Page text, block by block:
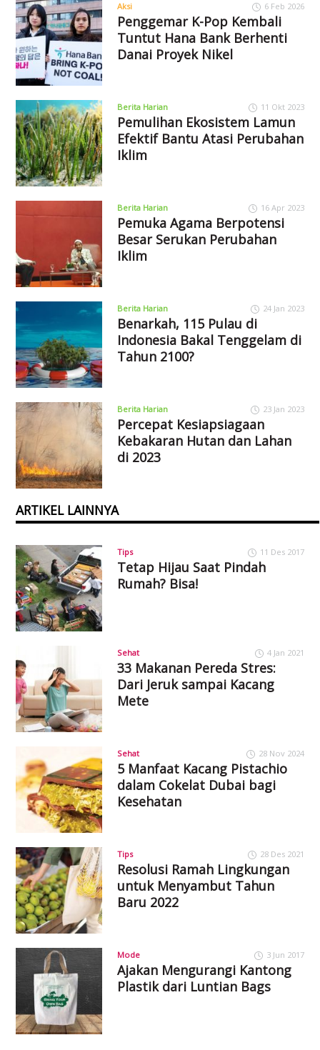
Aksi 6 Feb 2026
Penggemar K-Pop Kembali
Tuntut Hana Bank Berhenti
Danai Proyek Nikel
Berita Harian 11 Okt 2023
Pemulihan Ekosistem Lamun
Efektif Bantu Atasi Perubahan
Iklim
Berita Harian 16 Apr 2023
Pemuka Agama Berpotensi
Besar Serukan Perubahan
Iklim
Berita Harian 24 Jan 2023
Benarkah, 115 Pulau di
Indonesia Bakal Tenggelam di
Tahun 2100?
Berita Harian 23 Jan 2023
Percepat Kesiapsiagaan
Kebakaran Hutan dan Lahan
di 2023
ARTIKEL LAINNYA
Tips 11 Des 2017
Tetap Hijau Saat Pindah
Rumah? Bisa!
Sehat 4 Jan 2021
33 Makanan Pereda Stres:
Dari Jeruk sampai Kacang
Mete
Sehat 28 Nov 2024
5 Manfaat Kacang Pistachio
dalam Cokelat Dubai bagi
Kesehatan
Tips 28 Des 2021
Resolusi Ramah Lingkungan
untuk Menyambut Tahun
Baru 2022
Mode 3 Jun 2017
Ajakan Mengurangi Kantong
Plastik dari Luntian Bags